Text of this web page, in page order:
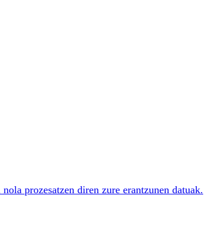
prozesatzen diren zure erantzunen datuak.